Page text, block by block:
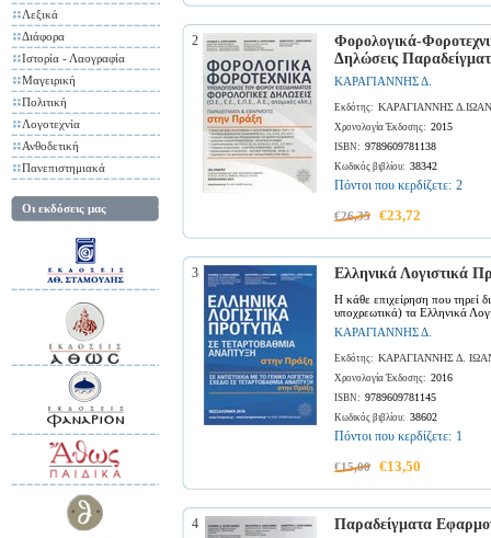
Λεξικά
Διάφορα
Ιστορία - Λαογραφία
Μαγειρική
Πολιτική
Λογοτεχνία
Ανθοδετική
Πανεπιστημιακά
Οι εκδόσεις μας
2
Φορολογικά-
Δηλώσεις
ΚΑΡΑΓΙΑΝΝΗΣ Δ.
Εκδότης: ΚΑΡΑΓΙΑΝΝΗΣ
Χρονολογία Έκδοσης: 2015
ISBN: 9789609781138
Κωδικός βιβλίου: 38342
Πόντοι που κερδίζετε: 2
€26,35 €23,72
3 Ελληνικά Λογιστικά
Η κάθε επιχείρηση που τηρεί
υποχρεωτικά) τα Ελληνικά
ΚΑΡΑΓΙΑΝΝΗΣ Δ.
Εκδότης: ΚΑΡΑΓΙΑΝΝΗΣ Δ.
Χρονολογία Έκδοσης: 2016
ISBN: 9789609781145
Κωδικός βιβλίου: 38602
Πόντοι που κερδίζετε: 1
€15,00 €13,50
4 Παραδείγματα